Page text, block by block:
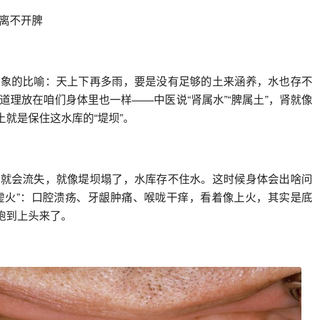
不开脾
的比喻：天上下再多雨，要是没有足够的土来涵养，水也存不
理放在咱们身体里也一样——中医说“肾属水”“脾属土”，肾就像
是保住这水库的“堤坝”。
会流失，就像堤坝塌了，水库存不住水。这时候身体会出啥问
火”：口腔溃疡、牙龈肿痛、喉咙干痒，看着像上火，其实是底
上头来了。